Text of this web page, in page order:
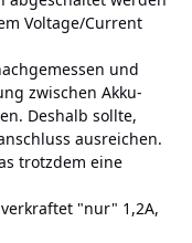
Voltage/Current
und
zwischen Akku-
Deshalb sollte,
ausreichen.
trotzdem eine
"nur" 1,2A,